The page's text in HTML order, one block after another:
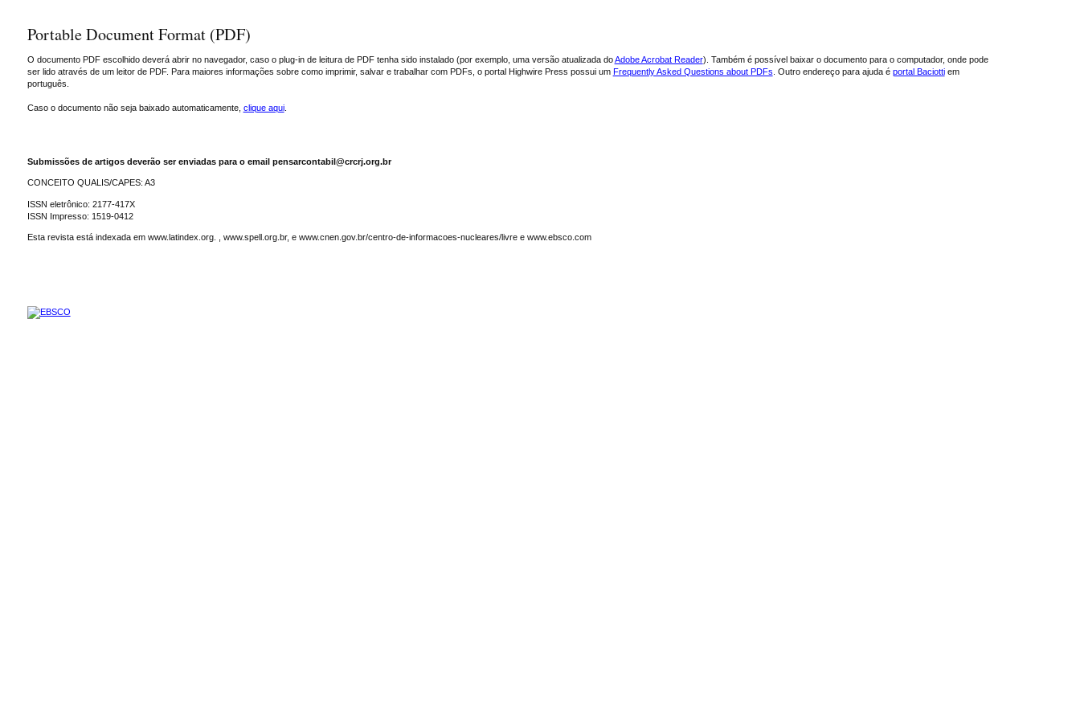
Portable Document Format (PDF)
O documento PDF escolhido deverá abrir no navegador, caso o plug-in de leitura de PDF tenha sido instalado (por exemplo, uma versão atualizada doAdobe Acrobat Reader). Também é possível baixar o documento para o computador, onde pode
ser lido através de um leitor de PDF. Para maiores informações sobre como imprimir, salvar e trabalhar com PDFs, o portal Highwire Press possui um Frequently Asked Questions about PDFs . Outro endereço para ajuda é portal Baciottiem
português.
Caso o documento não seja baixado automaticamente, clique aqui.
Submissões de artigos deverão ser enviadas para o email pensarcontabil@crcrj.org.br
CONCEITO QUALIS/CAPES: A3
ISSN eletrônico: 2177-417X
ISSN Impresso: 1519-0412
Esta revista está indexada em www.latindex.org. , www.spell.org.br, e www.cnen.gov.br/centro-de-informacoes-nucleares/livre e www.ebsco.com